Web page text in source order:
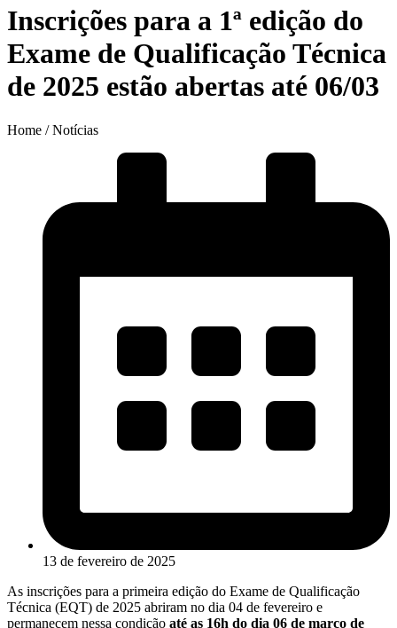
Inscrições para a 1ª edição do
Exame de Qualificação Técnica
de 2025 estão abertas até 06/03
Home / Notícias
13 de fevereiro de 2025
As inscrições para a primeira edição do Exame de Qualificação
Técnica (EQT) de 2025 abriram no dia 04 de fevereiro e
permanecem nessa condição até as 16h do dia 06 de março de